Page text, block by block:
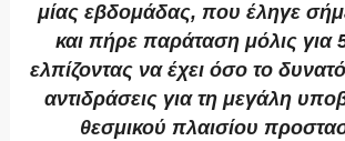
μίας εβδομάδας, που έληγε
και πήρε παράταση μόλις για
ελπίζοντας να έχει όσο το
αντιδράσεις για τη μεγάλη
θεσμικού πλαισίου